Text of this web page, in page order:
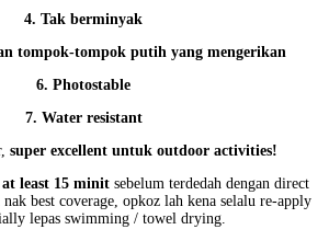
4. Tak berminyak
tompok-tompok putih yang mengerikan
6. Photostable
7. Water resistant
super excellent untuk outdoor activities!
at least 15 minitsebelum terdedah dengan direct
best coverage, opkoz lah kena selalu re-apply
lepas swimming / towel drying.